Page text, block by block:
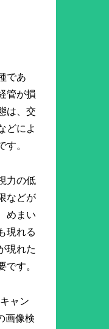
であ
管が損
は、交
どによ
す。
力の低
などが
めまい
現れる
現れた
です。
ャン
画像検